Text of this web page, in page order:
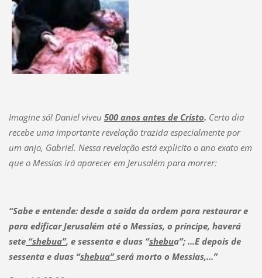
Imagine só! Daniel viveu 500 anos antes de Cristo. Certo dia
recebe uma importante revelação trazida especialmente por
um anjo, Gabriel. Nessa revelação está explicito o ano exato em
que o Messias irá aparecer em Jerusalém para morrer:
“Sabe e entende: desde a saída da ordem para restaurar e
para edificar Jerusalém até o Messias, o príncipe, haverá
sete“shebua”, e sessenta e duas “shebua”; ...E depois de
sessenta e duas “shebua”será morto o Messias,...”